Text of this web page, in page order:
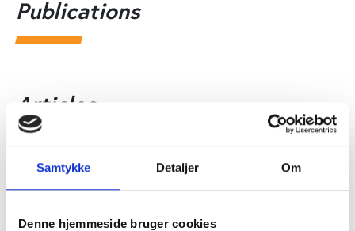
Samtykke Detaljer Om
Denne hjemmeside bruger cookies
Publications
Articles
OPINION
Using data from doping controls to monitor
trans athletes violates data protection laws